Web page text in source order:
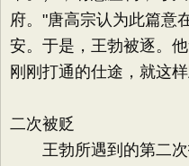
府。"唐高宗认为此篇意
安。于是，王勃被逐。
刚刚打通的仕途，就这样
二次被贬
王勃所遇到的第二次